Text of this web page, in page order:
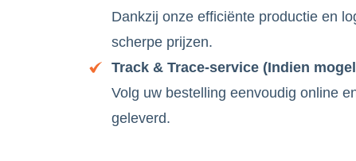
Dankzij onze efficiënte productie en
scherpe prijzen.
Track & Trace-service (Indien
Volg uw bestelling eenvoudig online
geleverd.